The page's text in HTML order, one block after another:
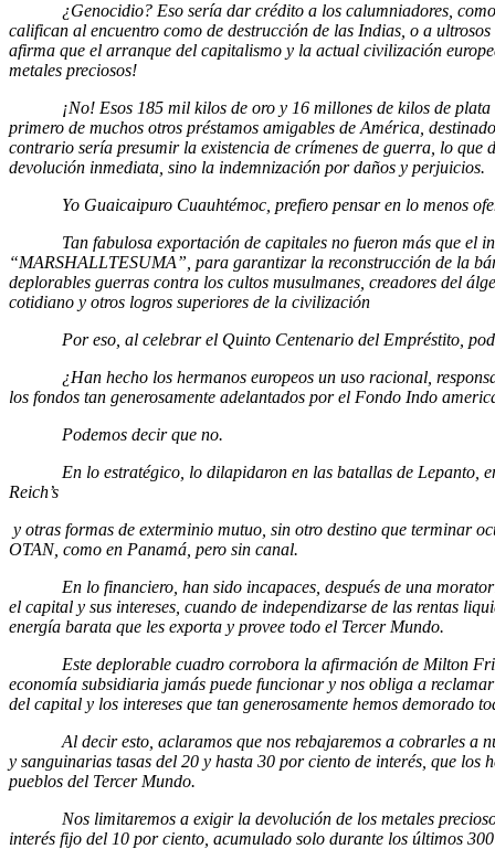
¿Genocidio? Eso sería dar crédito a los calumniadores, como
califican al encuentro como de destrucción de las Indias, o a
afirma que el arranque del capitalismo y la actual civilización
metales preciosos!
¡No! Esos 185 mil kilos de oro y 16 millones de kilos de plata
primero de muchos otros préstamos amigables de América,
contrario sería presumir la existencia de crímenes de guerra, lo que
devolución inmediata, sino la indemnización por daños y perjuicios.
Yo Guaicaipuro Cuauhtémoc, prefiero pensar en lo menos
Tan fabulosa exportación de capitales no fueron más que el
“MARSHALLTESUMA”, para garantizar la reconstrucción de la
deplorables guerras contra los cultos musulmanes, creadores del
cotidiano y otros logros superiores de la civilización
Por eso, al celebrar el Quinto Centenario del Empréstito,
¿Han hecho los hermanos europeos un uso racional,
los fondos tan generosamente adelantados por el Fondo Indo
Podemos decir que no.
En lo estratégico, lo dilapidaron en las batallas de Lepanto, en
Reich’s
y otras formas de exterminio mutuo, sin otro destino que terminar
OTAN, como en Panamá, pero sin canal.
En lo financiero, han sido incapaces, después de una
el capital y sus intereses, cuando de independizarse de las rentas
energía barata que les exporta y provee todo el Tercer Mundo.
Este deplorable cuadro corrobora la afirmación de Milton
economía subsidiaria jamás puede funcionar y nos obliga a
del capital y los intereses que tan generosamente hemos demorado
Al decir esto, aclaramos que nos rebajaremos a cobrarles a
y sanguinarias tasas del 20 y hasta 30 por ciento de interés, que los
pueblos del Tercer Mundo.
Nos limitaremos a exigir la devolución de los metales
interés fijo del 10 por ciento, acumulado solo durante los últimos